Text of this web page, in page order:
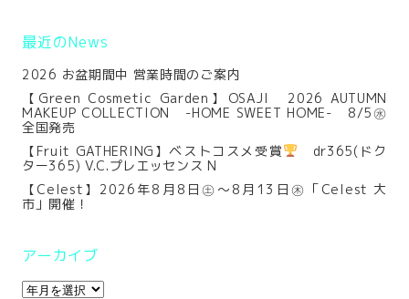
最近のNews
2026 お盆期間中 営業時間のご案内
【Green Cosmetic Garden】OSAJI 2026 AUTUMN
MAKEUP COLLECTION -HOME SWEET HOME- 8/5㊌
全国発売
【Fruit GATHERING】ベストコスメ受賞
dr365(ドク
ター365) V.C.プレエッセンス N
【Celest】2026年8月8日㊏～8月13日㊍「Celest 大
市」開催！
アーカイブ